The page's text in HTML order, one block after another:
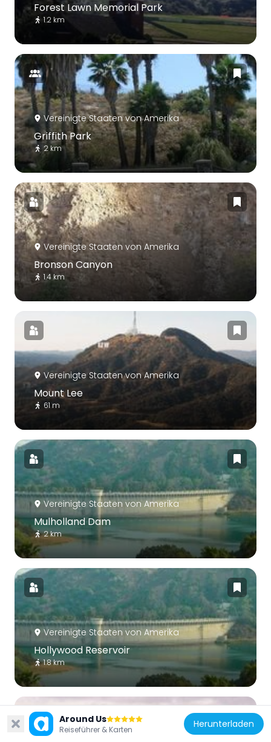
Forest Lawn Memorial Park
1.2 km
Vereinigte Staaten von Amerika
Griffith Park
2 km
Vereinigte Staaten von Amerika
Bronson Canyon
1.4 km
Vereinigte Staaten von Amerika
Mount Lee
61 m
Vereinigte Staaten von Amerika
Mulholland Dam
2 km
Vereinigte Staaten von Amerika
Hollywood Reservoir
1.8 km
Around Us
Reiseführer & Karten Herunterladen